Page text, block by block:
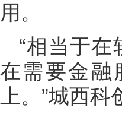
用。
“相当于
在需要金融
上。”城西